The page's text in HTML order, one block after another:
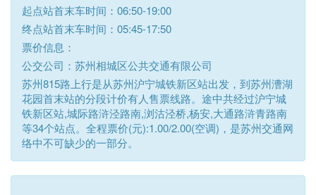
起点站首末车时间：06:50-19:00
终点站首末车时间：05:45-17:50
票价信息：
公交公司：苏州相城区公共交通有限公司
苏州815路上行是从苏州沪宁城铁新区站出发，到苏州漕湖
花园首末站的分段计价有人售票线路。途中共经过沪宁城
铁新区站,城际路浒泾路南,浏沽泾桥,杨安,大通路浒青路南
等34个站点。全程票价(元):1.00/2.00(空调)，是苏州交通网
络中不可缺少的一部分。